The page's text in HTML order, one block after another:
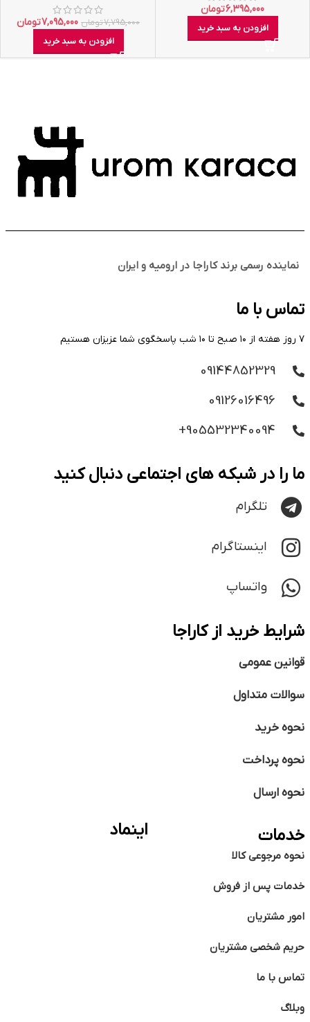
6,395,000تومان
افزودن به سبد خرید 7,795,000تومان 7,095,000تومان
افزودن به سبد خرید
نماینده رسمی برند کاراجا در ارومیه و ایران
تماس با ما
۷ روز هفته از ۱۰ صبح تا ۱۰ شب پاسخگوی شما عزیزان هستیم
09144852329
09126016496
905532340094+
ما را در شبکه های اجتماعی دنبال کنید
تلگرام
اینستاگرام
واتساپ
شرایط خرید از کاراجا
قوانین عمومی
سوالات متداول
نحوه خرید
نحوه پرداخت
نحوه ارسال
خدمات
نحوه مرجوعی کالا
خدمات پس از فروش
امور مشتریان
حریم شخصی مشتریان
تماس با ما
وبلاگ
اینماد